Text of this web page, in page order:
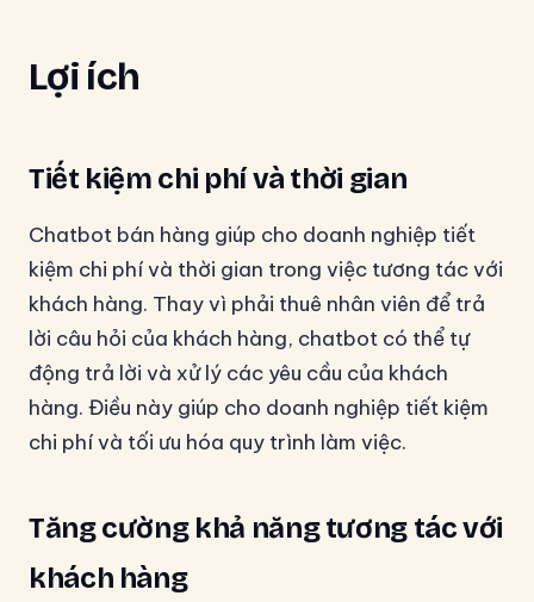
Lợi ích
Tiết kiệm chi phí và thời gian
Chatbot bán hàng giúp cho doanh nghiệp tiết
kiệm chi phí và thời gian trong việc tương tác với
khách hàng. Thay vì phải thuê nhân viên để trả
lời câu hỏi của khách hàng, chatbot có thể tự
động trả lời và xử lý các yêu cầu của khách
hàng. Điều này giúp cho doanh nghiệp tiết kiệm
chi phí và tối ưu hóa quy trình làm việc.
Tăng cường khả năng tương tác với
khách hàng